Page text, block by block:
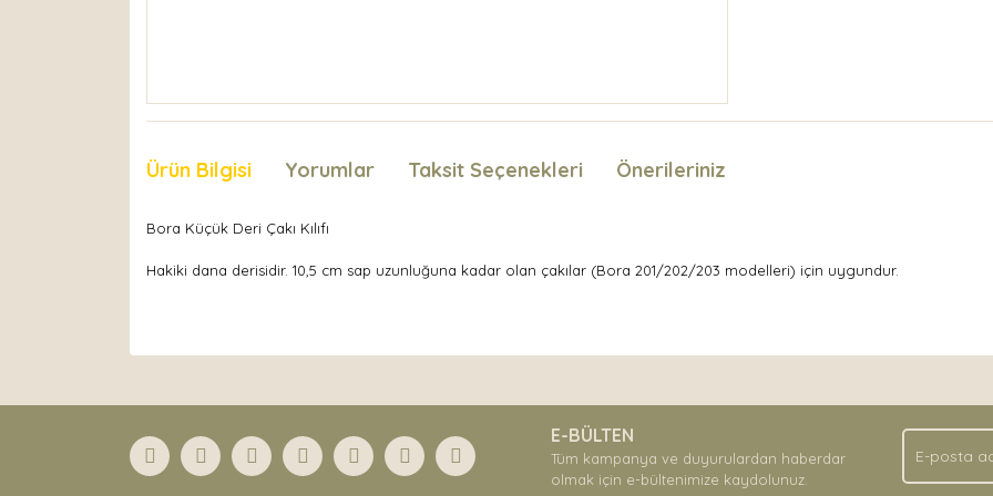
Ürün Bilgisi Yorumlar Taksit Seçenekleri Önerileriniz
Bora Küçük Deri Çakı Kılıfı
Hakiki dana derisidir. 10,5 cm sap uzunluğuna kadar olan çakılar (Bora 201/202/203 modelleri) için uygundur.
Ürün açıklamasında eksik bilgiler bulunuyor.
E-BÜLTEN
Tüm kampanya ve duyurulardan haberdar
olmak için e-bültenimize kaydolunuz.